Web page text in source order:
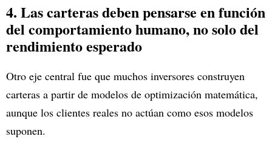
4. Las carteras deben pensarse en función
del comportamiento humano, no solo del
rendimiento esperado
Otro eje central fue que muchos inversores construyen
carteras a partir de modelos de optimización matemática,
aunque los clientes reales no actúan como esos modelos
suponen.